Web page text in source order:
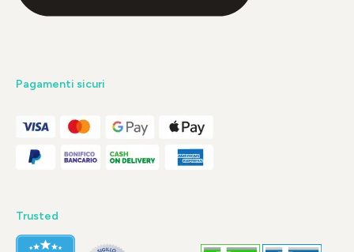
Pagamenti sicuri
Trusted